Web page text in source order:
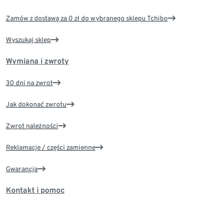
Zamów z dostawą za 0 zł do wybranego sklepu Tchibo
Wyszukaj sklep
Wymiana i zwroty
30 dni na zwrot
Jak dokonać zwrotu
Zwrot należności
Reklamacje / części zamienne
Gwarancja
Kontakt i pomoc